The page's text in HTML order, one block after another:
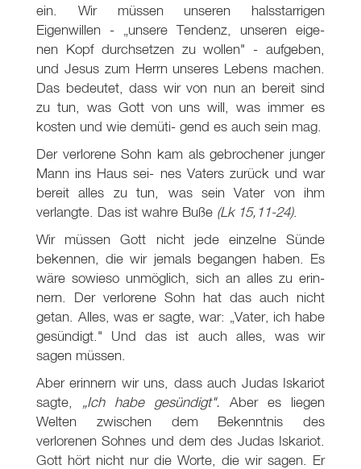
ein. Wir müssen unseren halsstarrigen
Eigenwillen - „unsere Tendenz, unseren eige-
nen Kopf durchsetzen zu wollen" - aufgeben,
und Jesus zum Herrn unseres Lebens machen.
Das bedeutet, dass wir von nun an bereit sind
zu tun, was Gott von uns will, was immer es
kosten und wie demüti- gend es auch sein mag.
Der verlorene Sohn kam als gebrochener junger
Mann ins Haus sei- nes Vaters zurück und war
bereit alles zu tun, was sein Vater von ihm
verlangte. Das ist wahre Buße (Lk 15,11-24).
Wir müssen Gott nicht jede einzelne Sünde
bekennen, die wir jemals begangen haben. Es
wäre sowieso unmöglich, sich an alles zu erin-
nern. Der verlorene Sohn hat das auch nicht
getan. Alles, was er sagte, war: „Vater, ich habe
gesündigt." Und das ist auch alles, was wir
sagen müssen.
Aber erinnern wir uns, dass auch Judas Iskariot
sagte, „Ich habe gesündigt". Aber es liegen
Welten zwischen dem Bekenntnis des
verlorenen Sohnes und dem des Judas Iskariot.
Gott hört nicht nur die Worte, die wir sagen. Er